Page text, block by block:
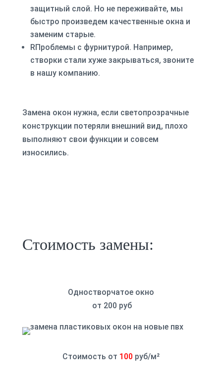
защитный слой. Но не переживайте, мы
быстро произведем качественные окна и
заменим старые.
RПроблемы с фурнитурой. Например,
створки стали хуже закрываться, звоните
в нашу компанию.
Замена окон нужна, если светопрозрачные
конструкции потеряли внешний вид, плохо
выполняют свои функции и совсем
износились.
Стоимость замены:
Одностворчатое окно
от 200 руб
Стоимость от 100 руб/м²